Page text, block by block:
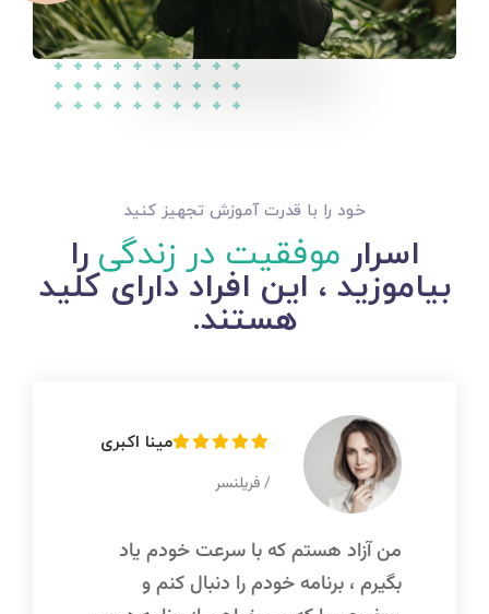
خود را با قدرت آموزش تجهیز کنید
اسرار موفقیت در زندگیرا
بیاموزید ، این افراد دارای کلید
هستند.
مینا اکبری
/ فریلنسر
من آزاد هستم که با سرعت خودم یاد
بگیرم ، برنامه خودم را دنبال کنم و